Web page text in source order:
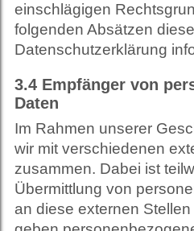
einschlägigen
folgenden Absätzen
Datenschutzerklärung
3.4 Empfänger von
Daten
Im Rahmen unserer
wir mit verschiedenen
zusammen. Dabei ist
Übermittlung von
an diese externen